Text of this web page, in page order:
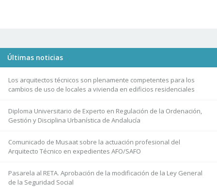
Últimas noticias
Los arquitectos técnicos son plenamente competentes para los
cambios de uso de locales a vivienda en edificios residenciales
Diploma Universitario de Experto en Regulación de la Ordenación,
Gestión y Disciplina Urbanística de Andalucía
Comunicado de Musaat sobre la actuación profesional del
Arquitecto Técnico en expedientes AFO/SAFO
Pasarela al RETA. Aprobación de la modificación de la Ley General
de la Seguridad Social